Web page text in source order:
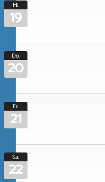
Mi.
19
Do.
20
Fr.
21
Sa.
22